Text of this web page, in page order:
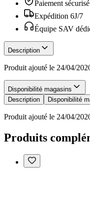
Paiement sécurisé
Expédition 6J/7
Équipe SAV
Description
Produit ajouté le 24/04/
Disponibilité magasins
Description
Disponibilité
Produit ajouté le 24/04/
Produits